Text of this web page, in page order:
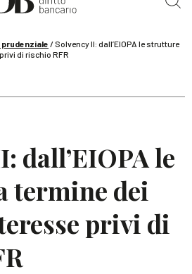
terzi e ruolo della banca
prudenziale / Solvency II: dall’EIOPA le strutture
di rischio RFR
dall’EIOPA le
termine dei
privi di